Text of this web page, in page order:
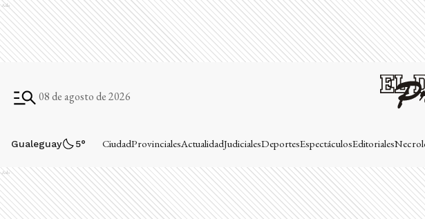
Ads
08 de agosto de 2026
Gualeguay 5° CiudadProvincialesActualidadJudicialesDeportesEspectáculosEditoriales
Ads